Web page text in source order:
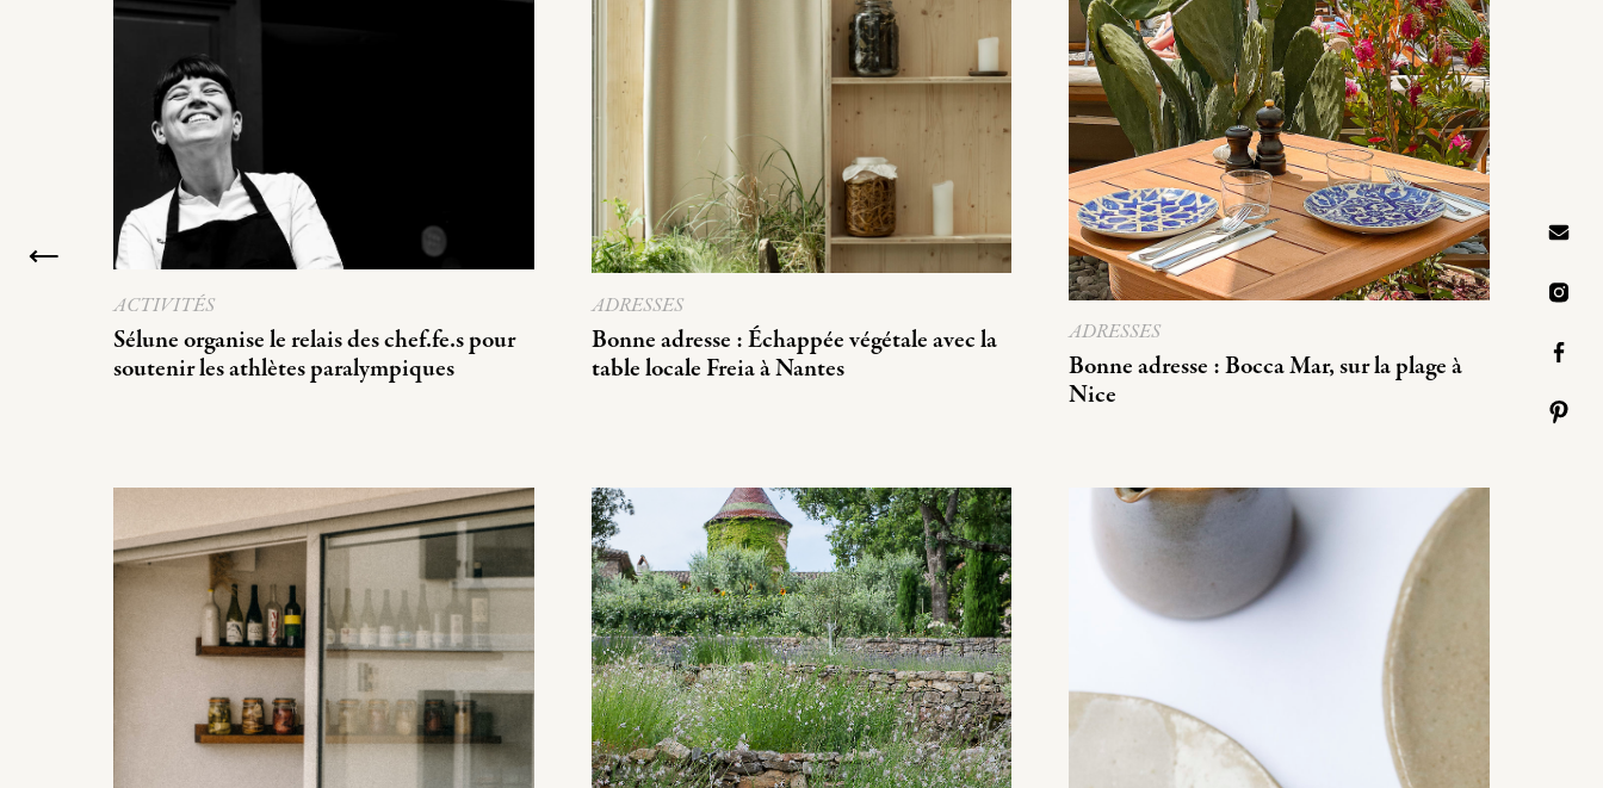
ACTIVITÉS
Sélune organise le relais des chef.fe.s pour
soutenir les athlètes paralympiques
ADRESSES
Bonne adresse : Échappée végétale avec la
table locale Freia à Nantes
ADRESSES
Bonne adresse : Bocca Mar, sur la plage à
Nice